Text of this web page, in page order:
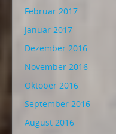
Februar 2017
Januar 2017
Dezember 2016
November 2016
Oktober 2016
September 2016
August 2016